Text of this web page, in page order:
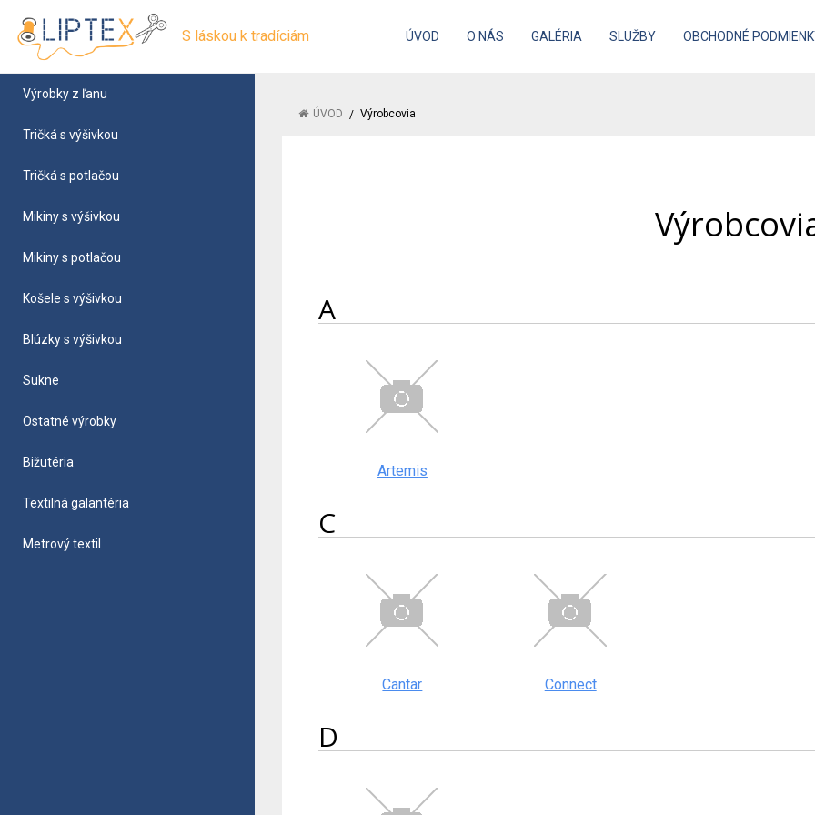
S láskou k tradíciám ÚVOD O NÁS GALÉRIA SLUŽBY OBCHODNÉ
Výrobky z ľanu
Tričká s výšivkou
Tričká s potlačou
Mikiny s výšivkou
Mikiny s potlačou
Košele s výšivkou
Blúzky s výšivkou
Sukne
Ostatné výrobky
Bižutéria
Textilná galantéria
Metrový textil
ÚVOD Výrobcovia
A
Artemis
C
Cantar Connect
D